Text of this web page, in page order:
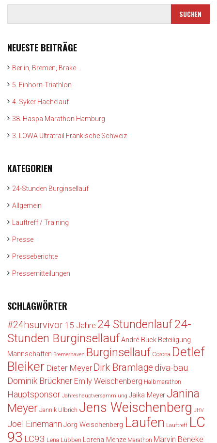
NEUESTE BEITRÄGE
Berlin, Bremen, Brake …
5. Einhorn-Triathlon
4. Syker Hachelauf
38. Haspa Marathon Hamburg
3. LOWA Ultratrail Fränkische Schweiz
KATEGORIEN
24-Stunden Burginsellauf
Allgemein
Lauftreff / Training
Presse
Presseberichte
Pressemitteilungen
SCHLAGWÖRTER
#24hsurvivor 15 Jahre 24 Stundenlauf24-
Stunden BurginsellaufAndré Buck Beteiligung
Mannschaften Bremerhaven Burginsellauf Corona Detlef
Bleiker Dieter Meyer Dirk Bramlagediva-bau
Dominik Brückner Emily Weischenberg Halbmarathon
Hauptsponsor Jahreshauptversammlung Jaika MeyerJanina
Meyer Jannik Ulbrich Jens Weischenberg JHV
Joel Einemann Jörg Weischenberg Laufen Lauftreff LC
93 LC93 Lena Lübben Lorena Menze Marathon Marvin Beneke